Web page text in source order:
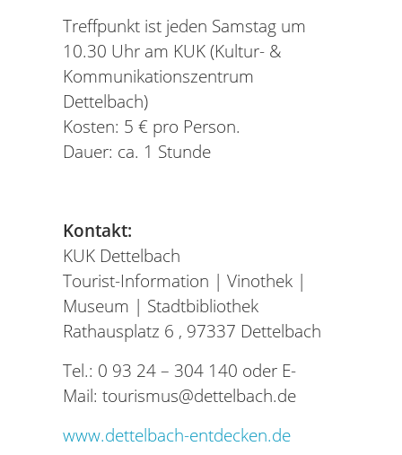
Treffpunkt ist jeden Samstag um
10.30 Uhr am KUK (Kultur- &
Kommunikationszentrum
Dettelbach)
Kosten: 5 € pro Person.
Dauer: ca. 1 Stunde
Kontakt:
KUK Dettelbach
Tourist-Information | Vinothek |
Museum | Stadtbibliothek
Rathausplatz 6 , 97337 Dettelbach
Tel.: 0 93 24 – 304 140 oder E-
Mail: tourismus@dettelbach.de
www.dettelbach-entdecken.de